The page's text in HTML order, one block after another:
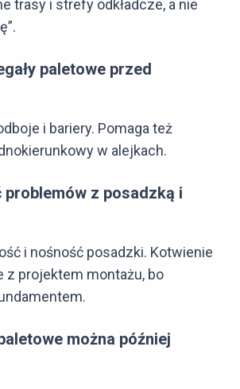
trasy i strefy odkładcze, a nie
paletowe przed
i bariery. Pomaga też
w alejkach.
problemów z posadzką i
i nośność posadzki. Kotwienie
z projektem montażu, bo
można później